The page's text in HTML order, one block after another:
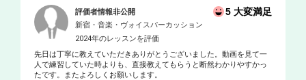
評価者情報非公開 5 大変満足
新宿・音楽・ヴォイスパーカッション
2024年のレッスンを評価
先日は丁寧に教えていただきありがとうございました。動画を見て一
人で練習していた時よりも、直接教えてもらうと断然わかりやすかっ
たです。またよろしくお願いします。